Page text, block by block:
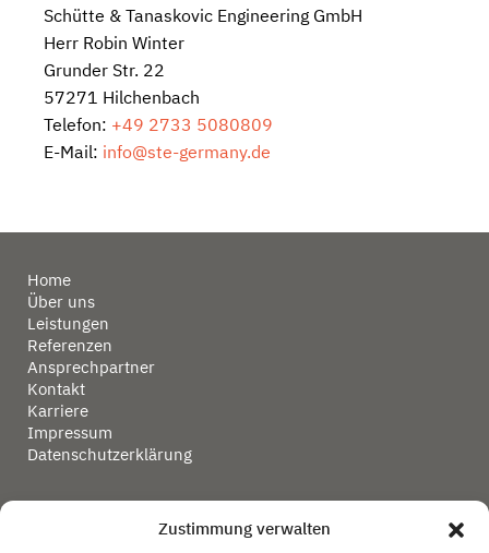
Zustimmung verwalten
Schütte & Tanaskovic Engineering GmbH
Herr Robin Winter
Grunder Str. 22
57271 Hilchenbach
Telefon: +49 2733 5080809
E-Mail: info@ste-germany.de
Home
Über uns
Leistungen
Referenzen
Ansprechpartner
Kontakt
Karriere
Impressum
Datenschutzerklärung
Schütte & Tanaskovic Engineering GmbH